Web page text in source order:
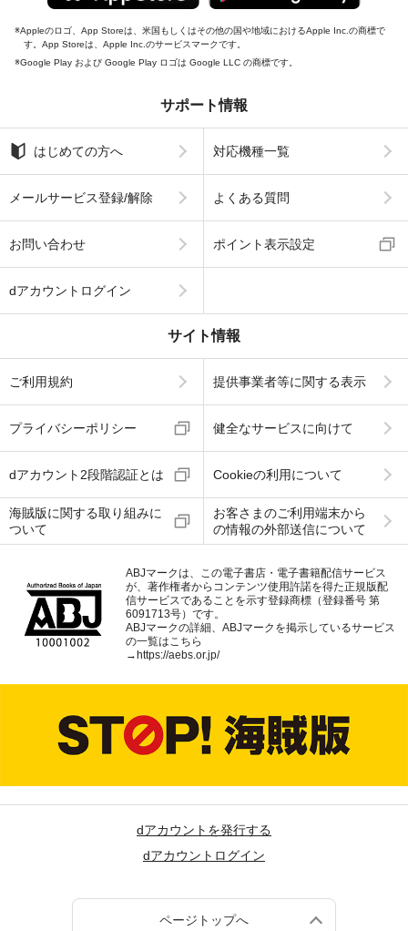
Appleのロゴ、App Storeは、米国もしくはその他の国や地域におけるApple Inc.の商標で
す。App Storeは、Apple Inc.のサービスマークです。
Google Play および Google Play ロゴは Google LLC の商標です。
サポート情報
はじめての方へ 対応機種一覧
メールサービス登録/解除 よくある質問
お問い合わせ ポイント表示設定
dアカウントログイン
サイト情報
ご利用規約 提供事業者等に関する表示
プライバシーポリシー 健全なサービスに向けて
dアカウント2段階認証とは Cookieの利用について
海賊版に関する取り組みに
ついて
お客さまのご利用端末から
の情報の外部送信について
ABJマークは、この電子書店・電子書籍配信サービス
が、著作権者からコンテンツ使用許諾を得た正規版配
信サービスであることを示す登録商標（登録番号 第
6091713号）です。
ABJマークの詳細、ABJマークを掲示しているサービス
の一覧はこちら
→ https://aebs.or.jp/
dアカウントを発行する
dアカウントログイン
ページトップへ